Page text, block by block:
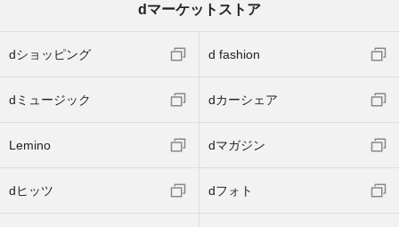
dマーケットストア
dショッピング d fashion
dミュージック dカーシェア
Lemino dマガジン
dヒッツ dフォト